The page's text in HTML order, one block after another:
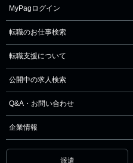
MyPagログイン
転職のお仕事検索
転職支援について
公開中の求人検索
Q&A・お問い合わせ
企業情報
派遣